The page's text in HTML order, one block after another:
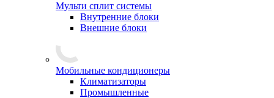
Мульти сплит системы
Внутренние блоки
Внешние блоки
Мобильные кондиционеры
Климатизаторы
Промышленные